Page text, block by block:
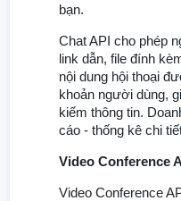
bạn.
Chat API cho phép
link dẫn, file đính
nội dung hội thoại
khoản người dùng,
kiếm thông tin.
cáo - thống kê chi
Video Conference
Video Conference